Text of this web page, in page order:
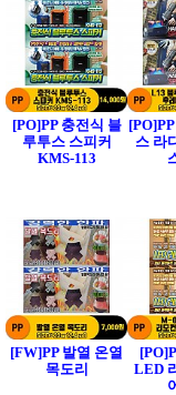
[PO]PP 충전식 블
루투스 스피커
KMS-113
스 라
[FW]PP 발열 온열
목도리
LED